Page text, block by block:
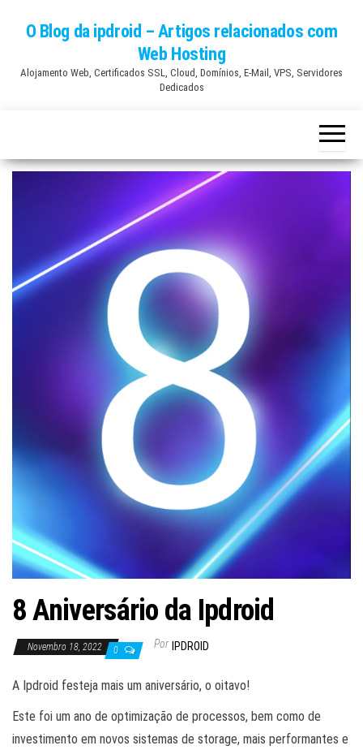
content
O Blog da ipdroid – Artigos relacionados com
Web Hosting
Alojamento Web, Certificados SSL, Cloud, Domínios, E-Mail, VPS, Servidores
Dedicados
8 Aniversário da Ipdroid
Novembro 18, 2022 0 Por IPDROID
A Ipdroid festeja mais um aniversário, o oitavo!
Este foi um ano de optimização de processos, bem como de
investimento em novos sistemas de storage, mais performantes e